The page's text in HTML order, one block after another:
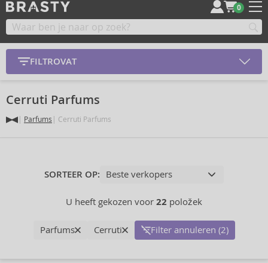
0
FILTROVAT
Cerruti Parfums
Parfums Cerruti Parfums
SORTEER OP:
U heeft gekozen voor 22 položek
Parfums Cerruti Filter annuleren (2)